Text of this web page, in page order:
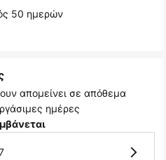
50 ημερών
απομείνει σε απόθεμα
ημέρες